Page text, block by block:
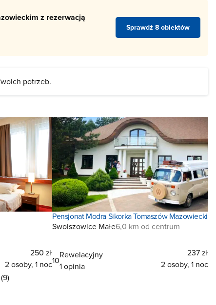
z rezerwacją
Sprawdź 8 obiektów
potrzeb.
250 zł
2 osoby, 1 noc
Pensjonat Modra Sikorka Tomaszów Mazowiecki
Swolszowice Małe6,0 km od centrum
10
Rewelacyjny
1 opinia
237 zł
2 osoby, 1 noc